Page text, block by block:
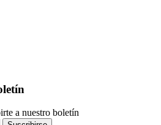
a nuestro boletín